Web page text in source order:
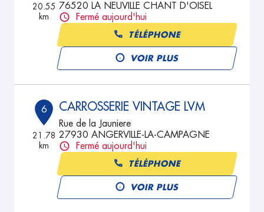
20.55
km
76520 LA NEUVILLE CHANT D'OISEL
Fermé aujourd'hui
TÉLÉPHONE
VOIR PLUS
6
21.78
km
CARROSSERIE VINTAGE LVM
Rue de la Jauniere
27930 ANGERVILLE-LA-CAMPAGNE
Fermé aujourd'hui
TÉLÉPHONE
VOIR PLUS